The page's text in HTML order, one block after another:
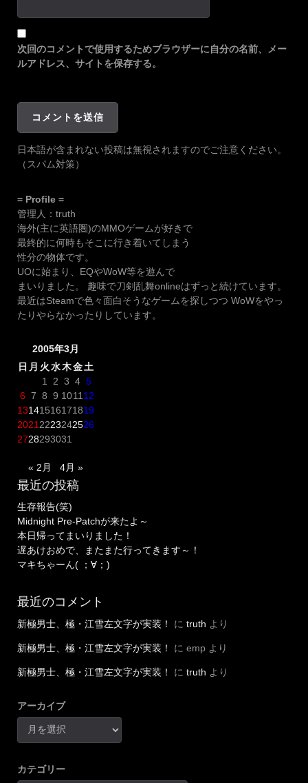
次回のコメントで使用するためブラウザーに自分の名前、メー
ルアドレス、サイトを保存する。
日本語が含まれない投稿は無視されますのでご注意ください。
（スパム対策）
= Profile =
管理人：truth
海外(主に英語圏)のMMOゲームが好きで
最終的に何時もそこに行き着いてしまう
性分の物体です。
UOに始まり、EQやWoW等を遊んで
まいりました。 趣味で刀剣乱舞onlineはずっと続けています。
最近はSteamで色々面白そうなゲームを探しつつ WoWをやっ
たりやらなかったりしています。
2005年3月
日 月 火水木金土
1
2 3 4 5
6 7 8 9 1011 12
13141516171819
2021 2223242526
2728293031
« 2月 4月 »
最近の投稿
生存報告(笑)
Midnight Pre-Patchが来たよ～
本日帰ってまいりました！
遅あけおめで、またまた行ってきます～！
マキちゃーん( ；∀；)
最近のコメント
新極男士、極・江雪左文字が実装！ に truth より
新極男士、極・江雪左文字が実装！ に emp より
新極男士、極・江雪左文字が実装！ に truth より
アーカイブ
カテゴリー